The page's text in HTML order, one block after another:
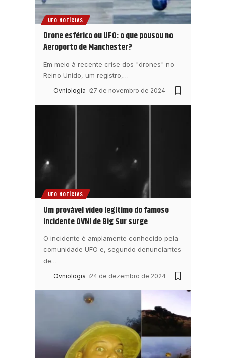
UFO NOTÍCIAS
Drone esférico ou UFO: o que pousou no
Aeroporto de Manchester?
Em meio à recente crise dos "drones" no
Reino Unido, um registro,…
Ovniologia 27 de novembro de 2024
UFO NOTÍCIAS
Um provável vídeo legítimo do famoso
incidente OVNI de Big Sur surge
O incidente é amplamente conhecido pela
comunidade UFO e, segundo denunciantes
de…
Ovniologia 24 de dezembro de 2024